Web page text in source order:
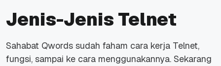
Jenis-Jenis Telnet
Sahabat Qwords sudah faham cara kerja Telnet,
fungsi, sampai ke cara menggunakannya. Sekarang